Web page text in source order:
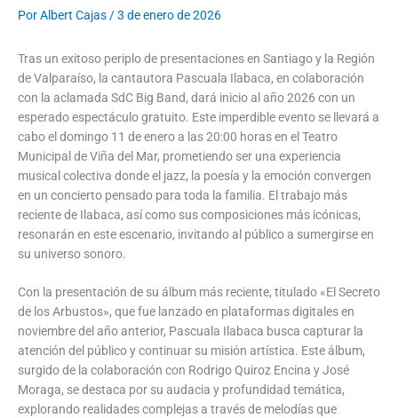
PorAlbert Cajas /3 de enero de 2026
Tras un exitoso periplo de presentaciones en Santiago y la Región
de Valparaíso, la cantautora Pascuala Ilabaca, en colaboración
con la aclamada SdC Big Band, dará inicio al año 2026 con un
esperado espectáculo gratuito. Este imperdible evento se llevará a
cabo el domingo 11 de enero a las 20:00 horas en el Teatro
Municipal de Viña del Mar, prometiendo ser una experiencia
musical colectiva donde el jazz, la poesía y la emoción convergen
en un concierto pensado para toda la familia. El trabajo más
reciente de Ilabaca, así como sus composiciones más icónicas,
resonarán en este escenario, invitando al público a sumergirse en
su universo sonoro.
Con la presentación de su álbum más reciente, titulado «El Secreto
de los Arbustos», que fue lanzado en plataformas digitales en
noviembre del año anterior, Pascuala Ilabaca busca capturar la
atención del público y continuar su misión artística. Este álbum,
surgido de la colaboración con Rodrigo Quiroz Encina y José
Moraga, se destaca por su audacia y profundidad temática,
explorando realidades complejas a través de melodías que